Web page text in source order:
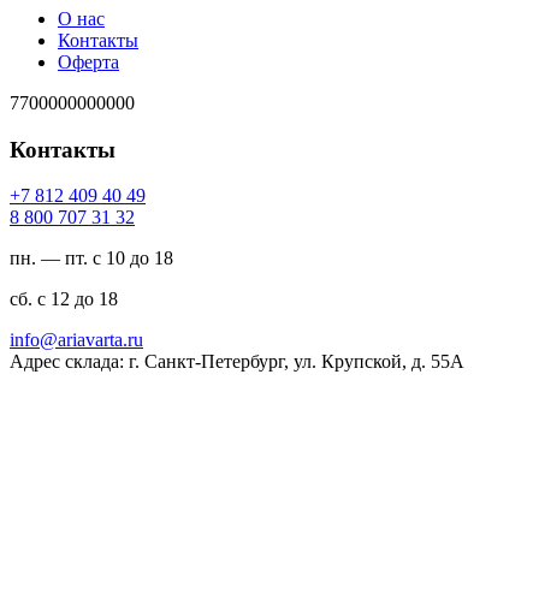
О нас
Контакты
Оферта
7700000000000
Контакты
94 04 904 218 7+
23 13 707 008 8
пн. — пт. с 10 до 18
сб. с 12 до 18
ur.atravaira@ofni
Адрес склада: г. Санкт-Петербург, ул. Крупской, д. 55А